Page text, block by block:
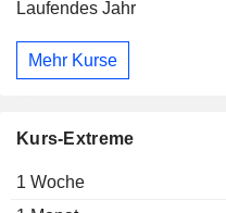
Laufendes Jahr
Mehr Kurse
Kurs-Extreme
1 Woche